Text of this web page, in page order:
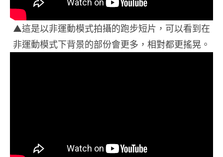
▲這是以非運動模式拍攝的跑步短片，可以看到在
非運動模式下背景的部份會更多，相對都更搖晃。